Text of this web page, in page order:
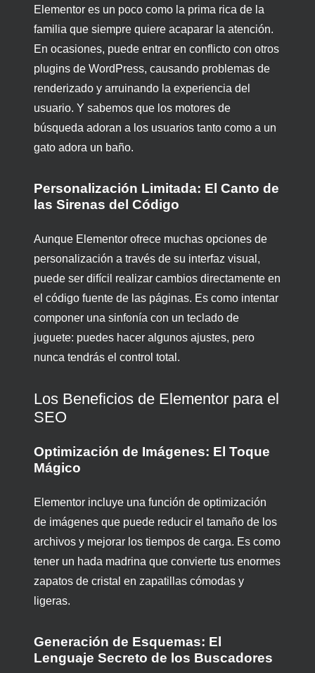
Elementor es un poco como la prima rica de la
familia que siempre quiere acaparar la atención.
En ocasiones, puede entrar en conflicto con otros
plugins de WordPress, causando problemas de
renderizado y arruinando la experiencia del
usuario. Y sabemos que los motores de
búsqueda adoran a los usuarios tanto como a un
gato adora un baño.
Personalización Limitada: El Canto de
las Sirenas del Código
Aunque Elementor ofrece muchas opciones de
personalización a través de su interfaz visual,
puede ser difícil realizar cambios directamente en
el código fuente de las páginas. Es como intentar
componer una sinfonía con un teclado de
juguete: puedes hacer algunos ajustes, pero
nunca tendrás el control total.
Los Beneficios de Elementor para el
SEO
Optimización de Imágenes: El Toque
Mágico
Elementor incluye una función de optimización
de imágenes que puede reducir el tamaño de los
archivos y mejorar los tiempos de carga. Es como
tener un hada madrina que convierte tus enormes
zapatos de cristal en zapatillas cómodas y
ligeras.
Generación de Esquemas: El
Lenguaje Secreto de los Buscadores